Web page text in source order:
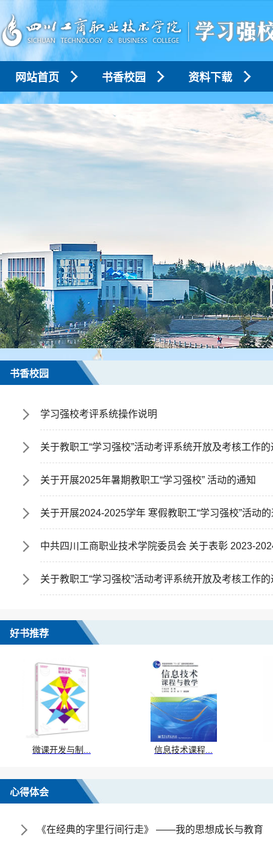
网站首页 书香校园 资料下载
书香校园
学习强校考评系统操作说明
关于教职工“学习强校”活动考评系统开放及考核工作的
关于开展2025年暑期教职工“学习强校” 活动的通知
关于开展2024-2025学年 寒假教职工“学习强校”活动
中共四川工商职业技术学院委员会 关于表彰 2023-
关于教职工“学习强校”活动考评系统开放及考核工作的
好书推荐
微课开发与制... 信息技术课程...
心得体会
《在经典的字里行间行走》 ——我的思想成长与教育